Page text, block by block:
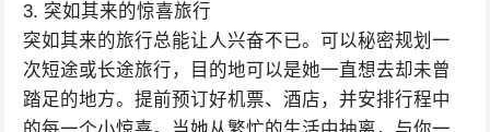
3. 突如其来的惊喜旅行
突如其来的旅行总能让人兴奋不已。可以秘密规划一
次短途或长途旅行，目的地可以是她一直想去却未曾
踏足的地方。提前预订好机票、酒店，并安排行程中